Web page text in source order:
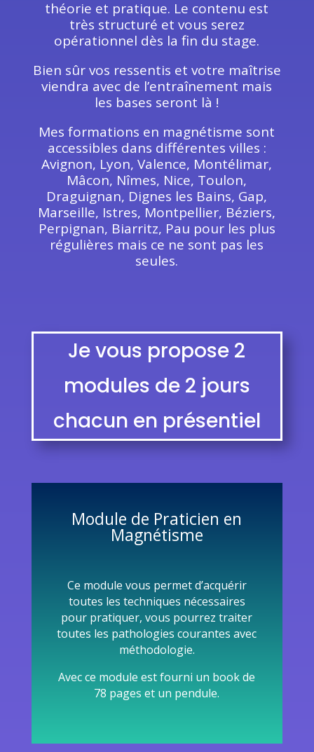
théorie et pratique. Le contenu est
très structuré et vous serez
opérationnel dès la fin du stage.
Bien sûr vos ressentis et votre maîtrise
viendra avec de l’entraînement mais
les bases seront là !
Mes formations en magnétisme sont
accessibles dans différentes villes :
Avignon, Lyon, Valence, Montélimar,
Mâcon, Nîmes, Nice, Toulon,
Draguignan, Dignes les Bains, Gap,
Marseille, Istres, Montpellier, Béziers,
Perpignan, Biarritz, Pau pour les plus
régulières mais ce ne sont pas les
seules.
Je vous propose 2
modules de 2 jours
chacun en présentiel
Module de Praticien en
Magnétisme
Ce module vous permet d’acquérir
toutes les techniques nécessaires
pour pratiquer, vous pourrez traiter
toutes les pathologies courantes avec
méthodologie.
Avec ce module est fourni un book de
78 pages et un pendule.